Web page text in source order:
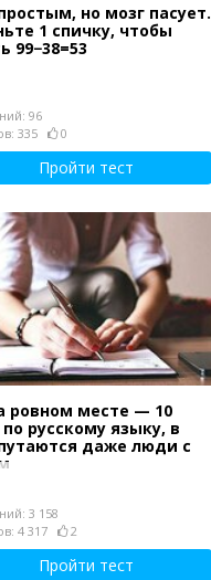
но мозг пасует.
1 спичку, чтобы
99−38=53
96
335
0
Пройти тест
ровном месте — 10
русскому языку, в
даже люди с
3 158
4 317
2
Пройти тест